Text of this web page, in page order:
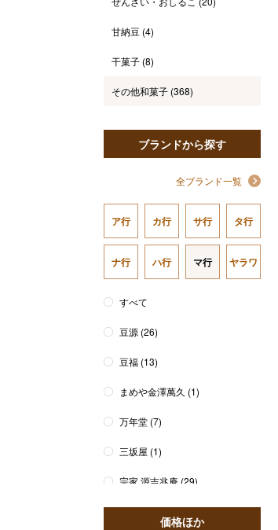
甘納豆 (4)
干菓子 (8)
その他和菓子 (368)
ブランドから探す
全ブランド一覧
ア行 カ行 サ行 タ行
ナ行 ハ行 マ行 ヤラワ
すべて
豆源 (26)
豆福 (13)
まめや金澤萬久 (1)
万年堂 (7)
三坂屋 (1)
宗家 源吉兆庵 (29)
美濃忠(13)
価格ほか